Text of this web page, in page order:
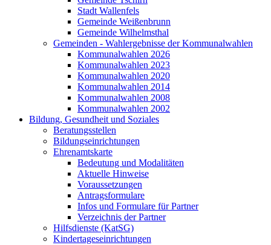
Stadt Wallenfels
Gemeinde Weißenbrunn
Gemeinde Wilhelmsthal
Gemeinden - Wahlergebnisse der Kommunalwahlen
Kommunalwahlen 2026
Kommunalwahlen 2023
Kommunalwahlen 2020
Kommunalwahlen 2014
Kommunalwahlen 2008
Kommunalwahlen 2002
Bildung, Gesundheit und Soziales
Beratungsstellen
Bildungseinrichtungen
Ehrenamtskarte
Bedeutung und Modalitäten
Aktuelle Hinweise
Voraussetzungen
Antragsformulare
Infos und Formulare für Partner
Verzeichnis der Partner
Hilfsdienste (KatSG)
Kindertageseinrichtungen